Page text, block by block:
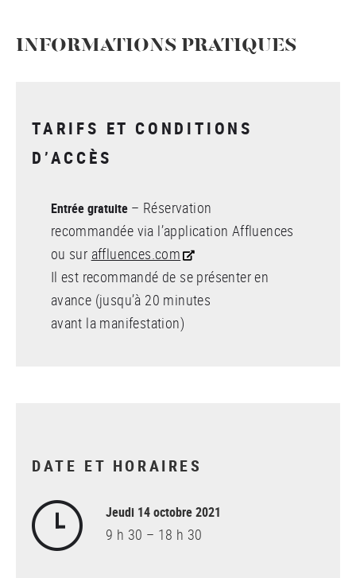
INFORMATIONS PRATIQUES
TARIFS ET CONDITIONS
D’ACCÈS
Entrée gratuite– Réservation
recommandée via l’application Affluences
ou sur affluences.com
Il est recommandé de se présenter en
avance (jusqu’à 20 minutes
avant la manifestation)
DATE ET HORAIRES
Jeudi 14 octobre 2021
9 h 30 – 18 h 30